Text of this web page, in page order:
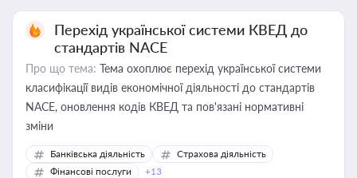
Перехід української системи КВЕД до
стандартів NACE
Про що тема: Тема охоплює перехід української системи
класифікації видів економічної діяльності до стандартів
NACE, оновлення кодів КВЕД та пов'язані нормативні
зміни
Банківська діяльність
Страхова діяльність
Фінансові послуги
+13